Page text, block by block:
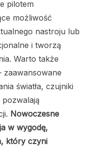
pilotem
możliwość
nastroju lub
i tworzą
Warto także
zaawansowane
światła, czujniki
Nowoczesne
w wygodę,
który czyni